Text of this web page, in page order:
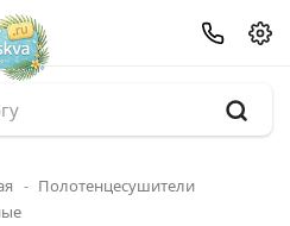
Полотенцесушители